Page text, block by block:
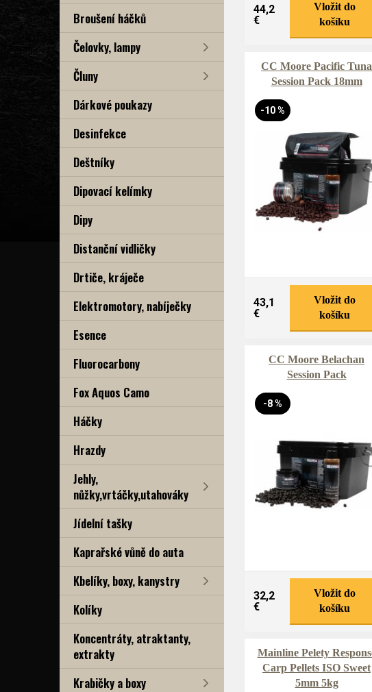
Broušení háčků
Čelovky, lampy
Čluny
Dárkové poukazy
Desinfekce
Deštníky
Dipovací kelímky
Dipy
Distanční vidličky
Drtiče, kráječe
Elektromotory, nabíječky
Esence
Fluorocarbony
Fox Aquos Camo
Háčky
Hrazdy
Jehly,
nůžky,vrtáčky,utahováky
Jídelní tašky
Kaprařské vůně do auta
Kbelíky, boxy, kanystry
Kolíky
Koncentráty, atraktanty,
extrakty
Krabičky a boxy
44,2
€
Vložit do
košíku
CC Moore Pacific Tuna
Session Pack 18mm
-10 %
43,1
€
Vložit do
košíku
CC Moore Belachan
Session Pack
-8 %
32,2
€
Vložit do
košíku
Mainline Pelety
Carp Pellets ISO Sweet
5mm 5kg